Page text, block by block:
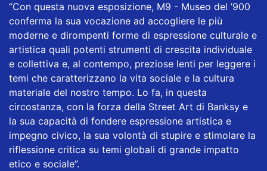
“Con questa nuova esposizione, M9 - Museo del ’900
conferma la sua vocazione ad accogliere le più
moderne e dirompenti forme di espressione culturale e
artistica quali potenti strumenti di crescita individuale
e collettiva e, al contempo, preziose lenti per leggere i
temi che caratterizzano la vita sociale e la cultura
materiale del nostro tempo. Lo fa, in questa
circostanza, con la forza della Street Art di Banksy e
la sua capacità di fondere espressione artistica e
impegno civico, la sua volontà di stupire e stimolare la
riflessione critica su temi globali di grande impatto
etico e sociale”.